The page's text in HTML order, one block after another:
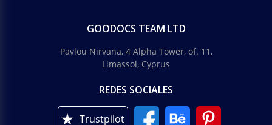
GOODOCS TEAM LTD
Pavlou Nirvana, 4 Alpha Tower, of. 11,
Limassol, Cyprus
REDES SOCIALES
Trustpilot